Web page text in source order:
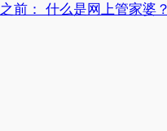
之前： 什么是网上管家婆？